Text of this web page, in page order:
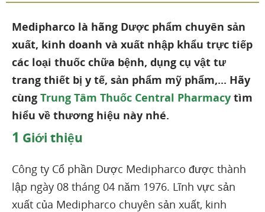
Medipharco là hãng Dược phẩm chuyên sản
xuất, kinh doanh và xuất nhập khẩu trực tiếp
các loại thuốc chữa bệnh, dụng cụ vật tư
trang thiết bị y tế, sản phẩm mỹ phẩm,... Hãy
cùng Trung Tâm Thuốc Central Pharmacy tìm
hiểu về thương hiệu này nhé.
1 Giới thiệu
Công ty Cổ phần Dược Medipharco được thành
lập ngày 08 tháng 04 năm 1976. Lĩnh vực sản
xuất của Medipharco chuyên sản xuất, kinh